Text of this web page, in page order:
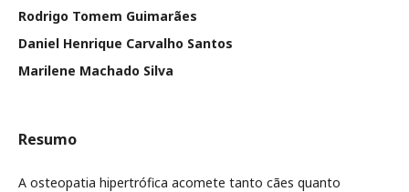
Rodrigo Tomem Guimarães
Daniel Henrique Carvalho Santos
Marilene Machado Silva
Resumo
A osteopatia hipertrófica acomete tanto cães quanto